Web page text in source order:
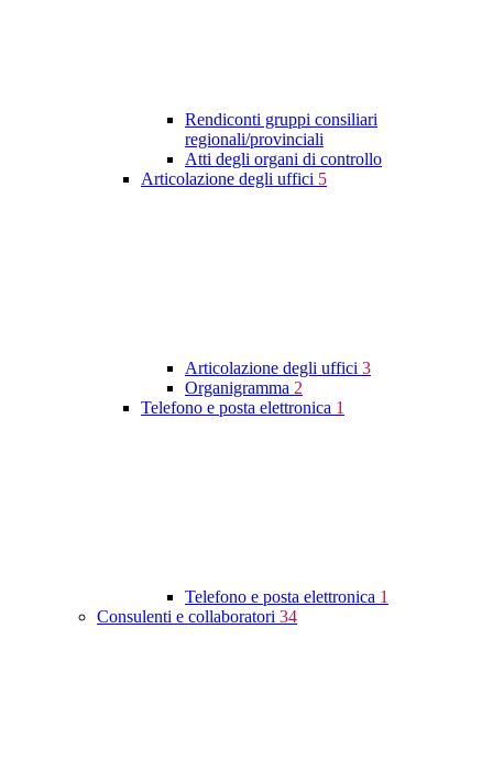
Rendiconti gruppi consiliari
regionali/provinciali
Atti degli organi di controllo
Articolazione degli uffici 5
Articolazione degli uffici 3
Organigramma 2
Telefono e posta elettronica 1
Telefono e posta elettronica 1
Consulenti e collaboratori 34